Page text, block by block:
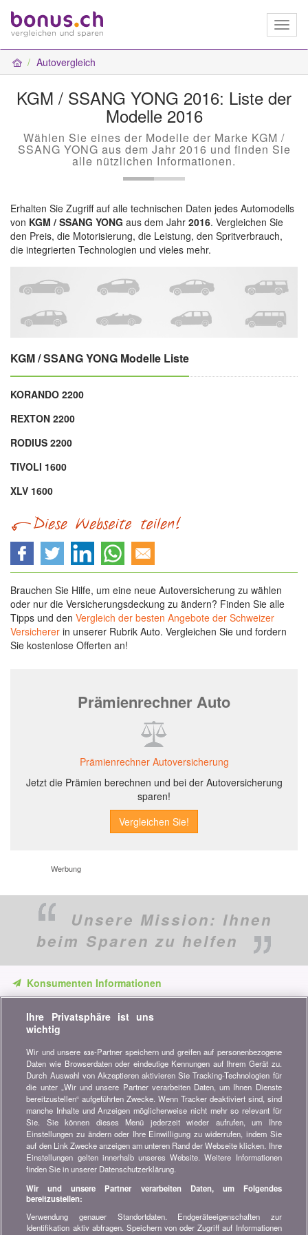
Autovergleich
KGM / SSANG YONG 2016: Liste der
Modelle 2016
Wählen Sie eines der Modelle der Marke KGM /
SSANG YONG aus dem Jahr 2016 und finden Sie
alle nützlichen Informationen.
Erhalten Sie Zugriff auf alle technischen Daten jedes Automodells
von KGM / SSANG YONG aus dem Jahr 2016. Vergleichen Sie
den Preis, die Motorisierung, die Leistung, den Spritverbrauch,
die integrierten Technologien und vieles mehr.
KGM / SSANG YONG Modelle Liste
KORANDO 2200
REXTON 2200
RODIUS 2200
TIVOLI 1600
XLV 1600
Brauchen Sie Hilfe, um eine neue Autoversicherung zu wählen
oder nur die Versicherungsdeckung zu ändern? Finden Sie alle
Tipps und den Vergleich der besten Angebote der Schweizer
Versicherer in unserer Rubrik Auto. Vergleichen Sie und fordern
Sie kostenlose Offerten an!
Prämienrechner Auto
Prämienrechner Autoversicherung
Jetzt die Prämien berechnen und bei der Autoversicherung
sparen!
Werbung
Unsere Mission: Ihnen
beim Sparen zu helfen
Konsumenten Informationen
unsere Vergleiche, Ratschläge und Tipps in den Bereichen
Versicherung, Finanzen, Konsumgüter und vieles mehr...
Newsletter bestellen
Treten Sie unserer Community bei
Bleiben Sie auf dem neuesten Stand, finden Sie alle Ratschläge
und Tipps zum Sparen auf:
Wissenswertes über bonus.ch
Wer ist bonus.ch? Wie funktionieren die Vergleiche?
Ihre Privatsphäre ist uns
wichtig
Wir und unsere 638-Partner speichern und greifen auf personenbezogene
Daten wie Browserdaten oder eindeutige Kennungen auf Ihrem Gerät zu.
Durch Auswahl von Akzeptieren aktivieren Sie Tracking-Technologien für
die unter „Wir und unsere Partner verarbeiten Daten, um Ihnen Dienste
bereitzustellen“ aufgeführten Zwecke. Wenn Tracker deaktiviert sind, sind
manche Inhalte und Anzeigen möglicherweise nicht mehr so relevant für
Sie. Sie können dieses Menü jederzeit wieder aufrufen, um Ihre
Einstellungen zu ändern oder Ihre Einwilligung zu widerrufen, indem Sie
auf den Link Zwecke anzeigen am unteren Rand der Webseite klicken. Ihre
Einstellungen gelten innerhalb unseres Website. Weitere Informationen
finden Sie in unserer Datenschutzerklärung.
Wir und unsere Partner verarbeiten Daten, um Folgendes
bereitzustellen:
Verwendung genauer Standortdaten. Endgeräteeigenschaften zur
Identifikation aktiv abfragen. Speichern von oder Zugriff auf Informationen